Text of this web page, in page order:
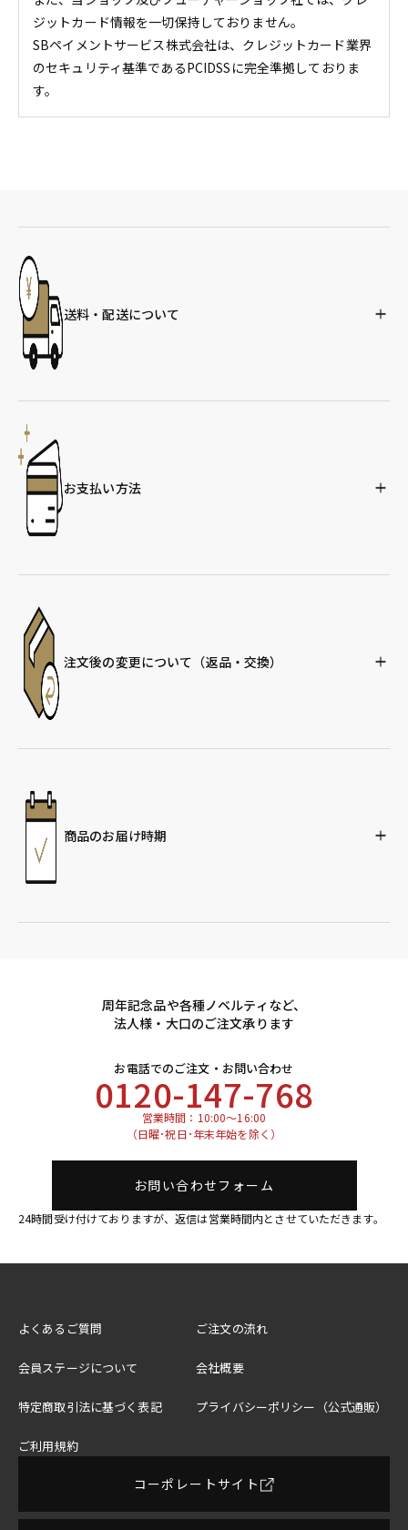
ジットカード情報を一切保持しておりません。
SBペイメントサービス株式会社は、クレジットカード業界
のセキュリティ基準であるPCIDSSに完全準拠しておりま
す。
送料・配送について
お支払い方法
注文後の変更について （返品・交換）
商品のお届け時期
周年記念品や各種ノベルティなど、
法人様・大口のご注文承ります
お電話でのご注文・お問い合わせ
0120-147-768
営業時間：10:00～16:00
（日曜･祝日･年末年始を除く）
お問い合わせフォーム
24時間受け付けておりますが、返信は営業時間内とさせていただきます。
よくあるご質問 ご注文の流れ
会員ステージについて 会社概要
特定商取引法に基づく表記 プライバシーポリシー（公式通販）
ご利用規約
コーポレートサイト